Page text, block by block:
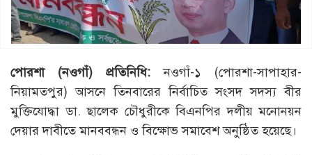
পোরশা (নওগাঁ) প্রতিনিধি: নওগাঁ-১ (পোরশা-সাপাহার-
নিয়ামতপুর) আসনে তিনবারের নির্বাচিত সংসদ সদস্য বীর
মুক্তিযোদ্ধা ডা. ছালেক চৌধুরীকে বিএনপির দলীয় মনোনয়ন
দেয়ার দাবীতে মানববন্ধন ও বিক্ষোভ সমাবেশ অনুষ্ঠিত হয়েছে।